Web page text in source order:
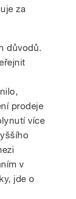
za
důvodů.
prodeje
více
v
jde o